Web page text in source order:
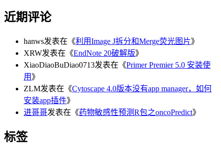
近期评论
hanws发表在《利用Image J拆分和Merge荧光图片》
XRW发表在《EndNote 20破解版》
XiaoDiaoBuDiao0713发表在《Primer Premier 5.0 安装使
用 》
ZLM发表在《Cytoscape 4.0版本没有app manager，如何
安装app插件》
进哥哥发表在《药物敏感性预测R包之oncoPredict》
标签